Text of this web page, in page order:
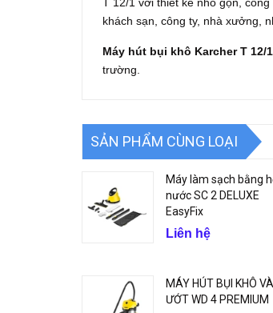
khách sạn, công ty, nhà xưởng,
Máy hút bụi khô Karcher T 12/1
trường.
SẢN PHẨM CÙNG LOẠI
Máy làm sạch bằng
nước SC 2 DELUXE
EasyFix
Liên hệ
MÁY HÚT BỤI KHÔ VÀ
ƯỚT WD 4 PREMIUM